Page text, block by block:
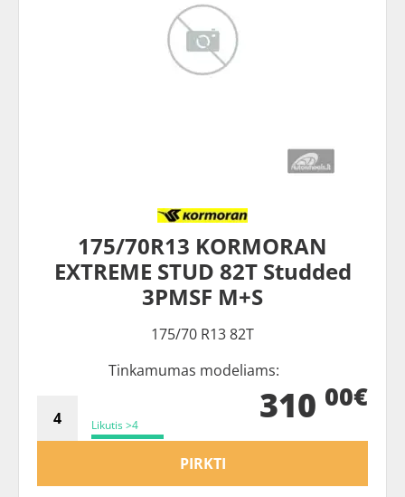
175/70R13 KORMORAN
EXTREME STUD 82T Studded
3PMSF M+S
175/70 R13 82T
Tinkamumas modeliams:
Likutis >4 310 00€
PIRKTI